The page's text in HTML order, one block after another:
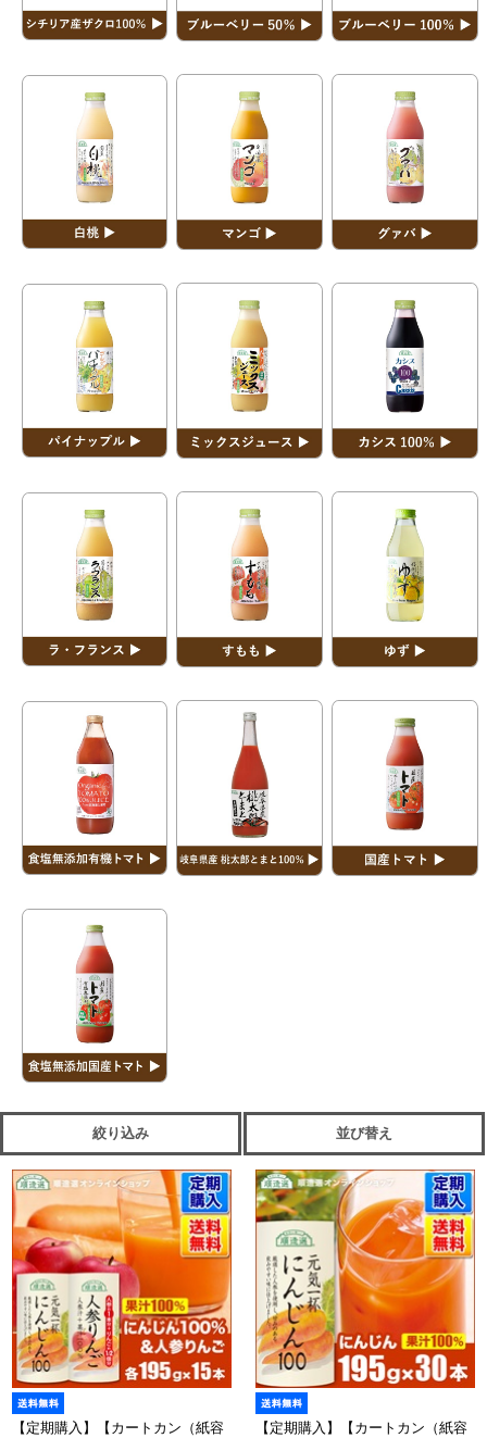
絞り込み 並び替え
【定期購入】【カートカン（紙容
【定期購入】【カートカン（紙容